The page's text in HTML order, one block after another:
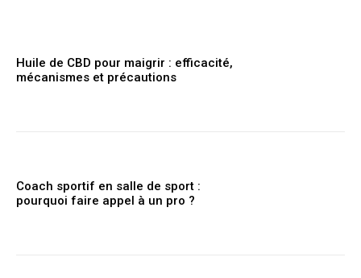
Huile de CBD pour maigrir : efficacité,
mécanismes et précautions
Coach sportif en salle de sport :
pourquoi faire appel à un pro ?